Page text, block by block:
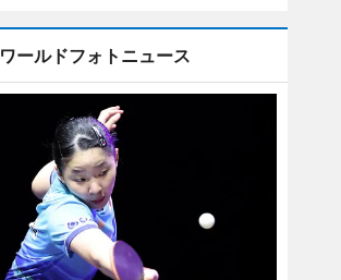
ワールドフォトニュース